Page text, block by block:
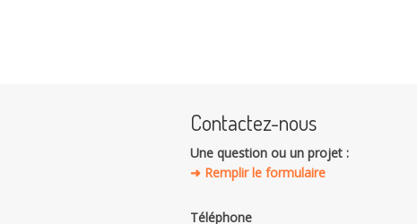
Contactez-nous
Une question ou un projet :
➜ Remplir le formulaire
Téléphone